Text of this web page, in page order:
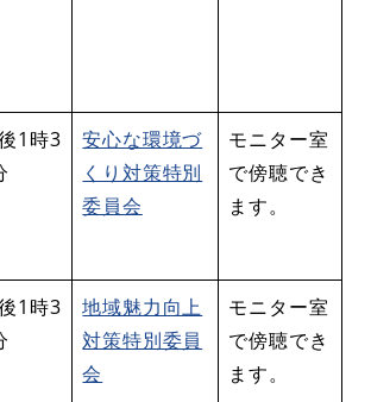
1時3
安心な環境づ
くり対策特別
委員会
モニター室
で傍聴でき
ます。
1時3
地域魅力向上
対策特別委員
会
モニター室
で傍聴でき
ます。